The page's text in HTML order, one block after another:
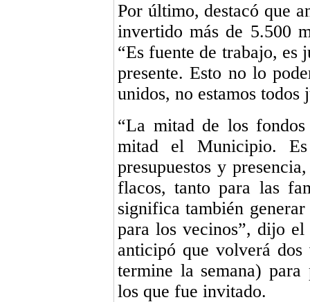
Por último, destacó que
invertido más de 5.500
“Es fuente de trabajo, es
presente. Esto no lo
unidos, no estamos todos
“La mitad de los
mitad el Municipio.
presupuestos y
flacos, tanto para las
significa también
para los vecinos”, dijo el
anticipó que volverá dos
termine la semana)
los que fue invitado.